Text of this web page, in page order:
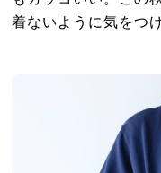
着ないように気をつ